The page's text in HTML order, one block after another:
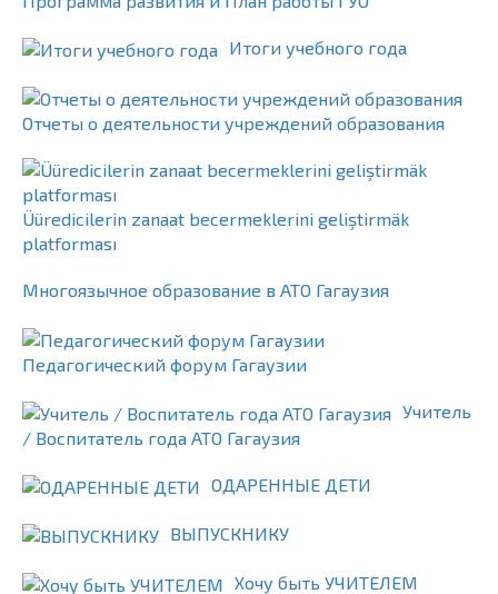
Итоги учебного года
Отчеты о деятельности учреждений образования
Üüredicilerin zanaat becermeklerini geliştirmäk
platforması
Многоязычное образование в АТО Гагаузия
Педагогический форум Гагаузии
Учитель
/ Воспитатель года АТО Гагаузия
ОДАРЕННЫЕ ДЕТИ
ВЫПУСКНИКУ
Хочу быть УЧИТЕЛЕМ